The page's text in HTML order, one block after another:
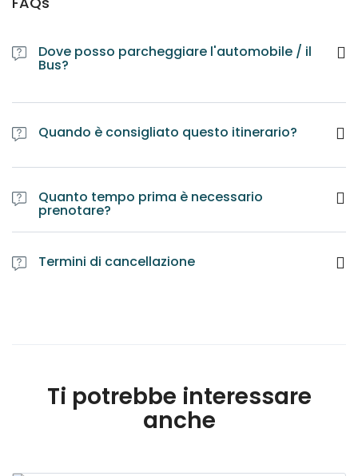
Dove posso parcheggiare l'automobile / il
Bus?
Quando è consigliato questo itinerario?
Quanto tempo prima è necessario
prenotare?
Termini di cancellazione
Ti potrebbe interessare
anche